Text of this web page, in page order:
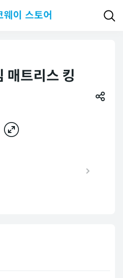
매트리스 킹